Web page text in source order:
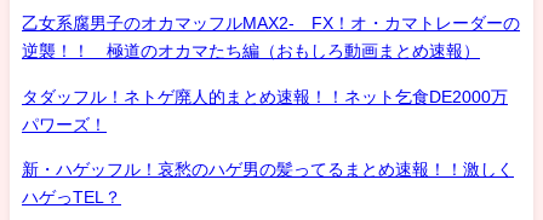
乙女系腐男子のオカマッフルMAX2- FX！オ・カマトレーダーの
逆襲！！ 極道のオカマたち編（おもしろ動画まとめ速報）
タダッフル！ネトゲ廃人的まとめ速報！！ネット乞食DE2000万
パワーズ！
新・ハゲッフル！哀愁のハゲ男の髪ってるまとめ速報！！激しく
ハゲっTEL？